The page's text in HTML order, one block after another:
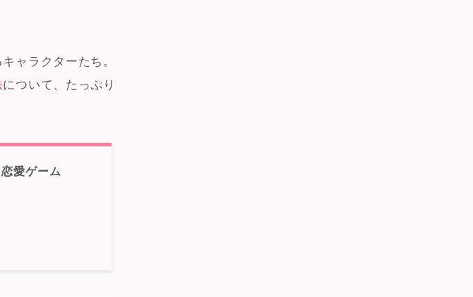
ャラクターたち。
について、たっぷり
愛ゲーム